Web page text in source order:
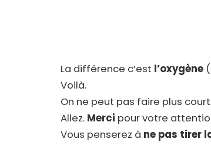
La différence c’est l’oxygène
Voilà.
On ne peut pas faire plus
Allez. Merci pour votre
Vous penserez à ne pas tirer